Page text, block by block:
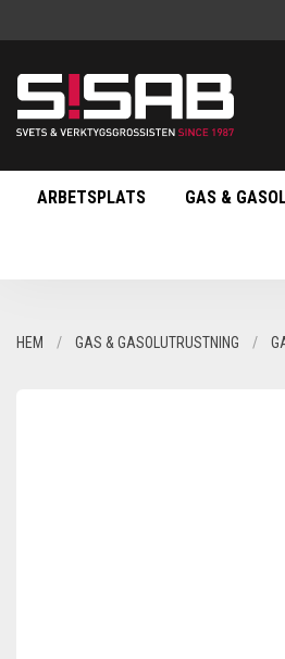
ARBETSPLATS GAS &
HEM GAS & GASOLUTRUSTNING